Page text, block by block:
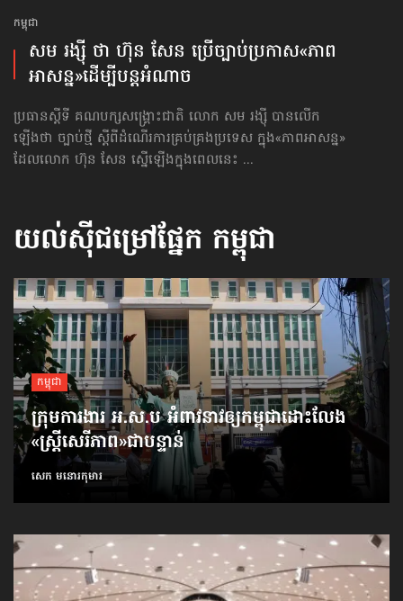
កម្ពុជា
សម រង្ស៊ី ថា ហ៊ុន សែន ប្រើច្បាប់​ប្រកាស«ភាព
អាសន្ន»ដើម្បីបន្តអំណាច
ប្រធានស្ដីទី គណបក្សសង្គ្រោះជាតិ លោក សម រង្ស៊ី បានលើក
ឡើងថា ច្បាប់ថ្មី ស្ដីពីដំណើរការគ្រប់គ្រងប្រទេស ក្នុង«ភាពអាសន្ន»
ដែលលោក ហ៊ុន សែន ស្នើឡើងក្នុងពេលនេះ ...
យល់ស៊ីជម្រៅផ្នែក កម្ពុជា
កម្ពុជា
ក្រុមការងារ អ.ស.ប អំពាវនាវ​ឲ្យកម្ពុជា​ដោះលែង​
«ស្ត្រីសេរីភាព»​ជាបន្ទាន់
សេក មនោរកុមារ